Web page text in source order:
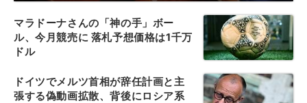
マラドーナさんの「神の手」ボー
ル、今月競売に 落札予想価格は1千万
ドル
ドイツでメルツ首相が辞任計画と主
張する偽動画拡散、背後にロシア系